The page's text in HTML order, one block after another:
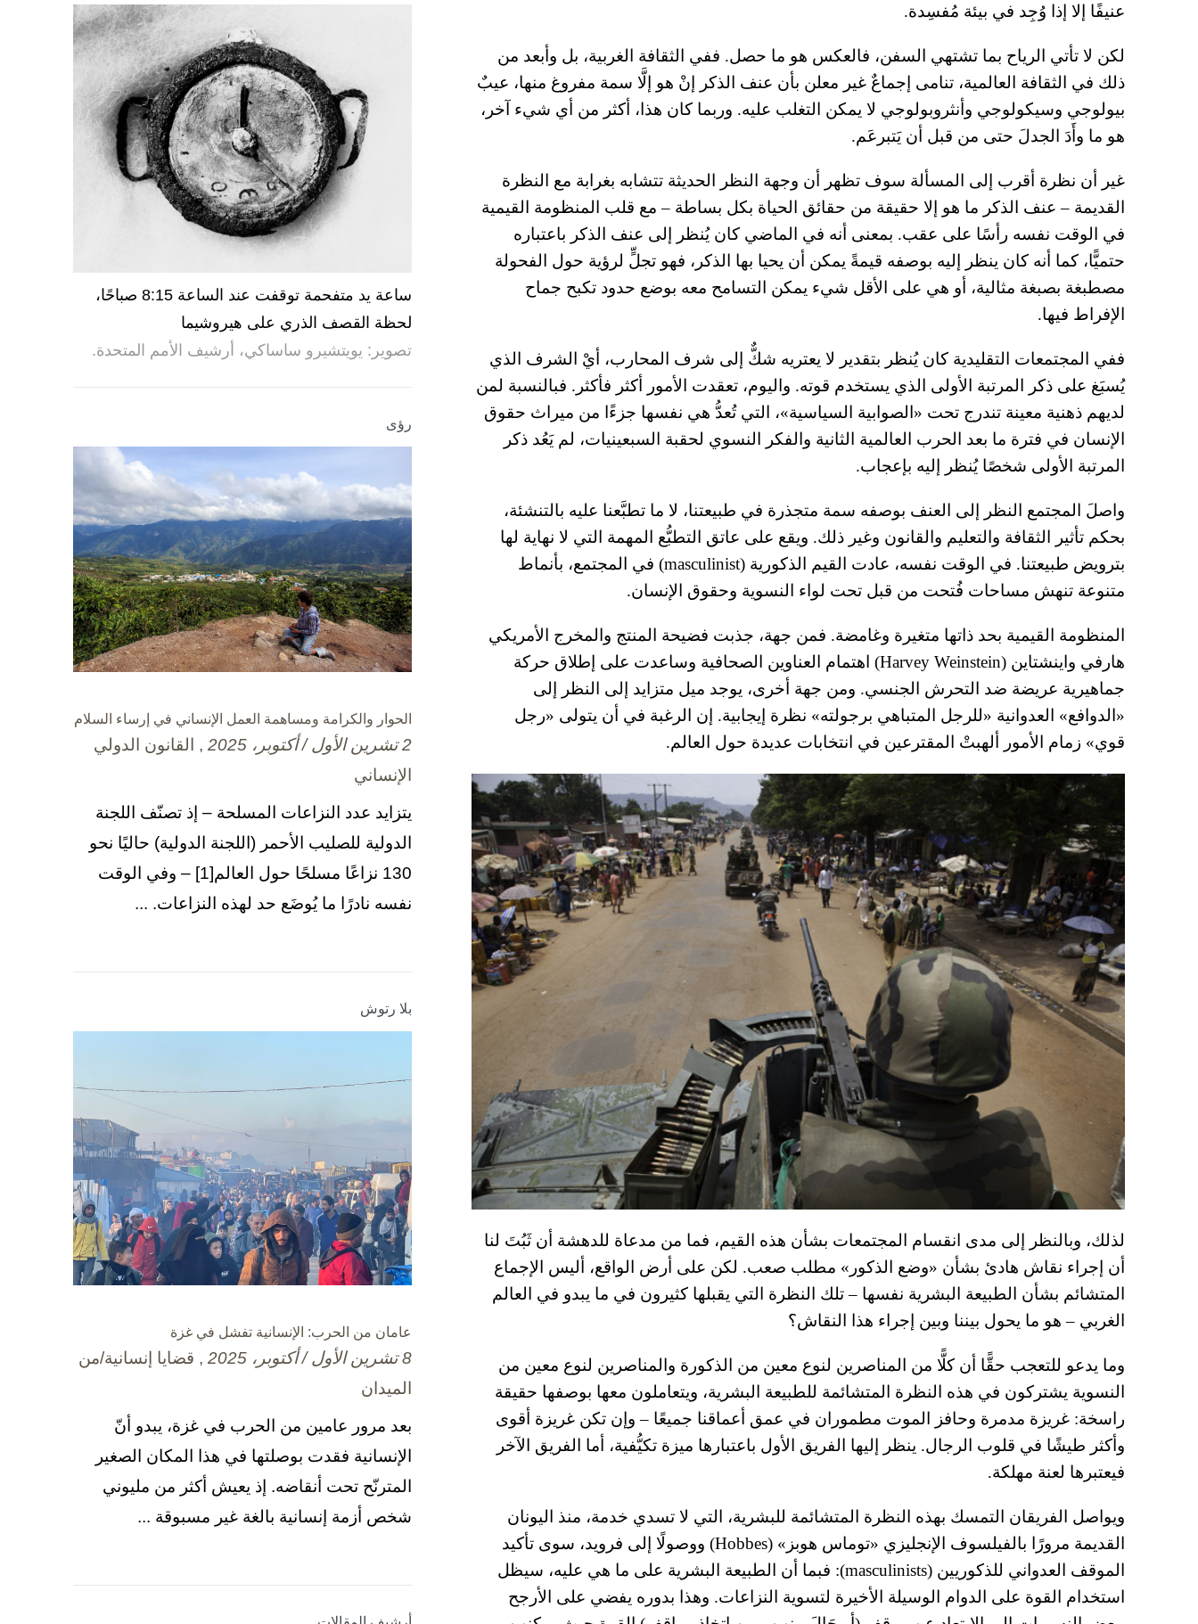
عنيفًا إلا إذا وُجِد في بيئة مُفسِدة.
لكن لا تأتي الرياح بما تشتهي السفن، فالعكس هو ما حصل. ففي الثقافة الغربية، بل وأبعد من
ذلك في الثقافة العالمية، تنامى إجماعٌ غير معلن بأن عنف الذكر إنْ هو إلَّا سمة مفروغ منها، عيبٌ
بيولوجي وسيكولوجي وأنثروبولوجي لا يمكن التغلب عليه. وربما كان هذا، أكثر من أي شيء آخر،
هو ما وأَدَ الجدلَ حتى من قبل أن يَتبرعَم.
غير أن نظرة أقرب إلى المسألة سوف تظهر أن وجهة النظر الحديثة تتشابه بغرابة مع النظرة
القديمة – عنف الذكر ما هو إلا حقيقة من حقائق الحياة بكل بساطة – مع قلب المنظومة القيمية
في الوقت نفسه رأسًا على عقب. بمعنى أنه في الماضي كان يُنظر إلى عنف الذكر باعتباره
حتميًّا، كما أنه كان ينظر إليه بوصفه قيمةً يمكن أن يحيا بها الذكر، فهو تجلٍّ لرؤية حول الفحولة
مصطبغة بصبغة مثالية، أو هي على الأقل شيء يمكن التسامح معه بوضع حدود تكبح جماح
الإفراط فيها.
ففي المجتمعات التقليدية كان يُنظر بتقدير لا يعتريه شكٌّ إلى شرف المحارب، أيْ الشرف الذي
يُسبَغ على ذكر المرتبة الأولى الذي يستخدم قوته. واليوم، تعقدت الأمور أكثر فأكثر. فبالنسبة لمن
لديهم ذهنية معينة تندرج تحت «الصوابية السياسية»، التي تُعدُّ هي نفسها جزءًا من ميراث حقوق
الإنسان في فترة ما بعد الحرب العالمية الثانية والفكر النسوي لحقبة السبعينيات، لم يَعُد ذكر
المرتبة الأولى شخصًا يُنظر إليه بإعجاب.
واصلَ المجتمع النظر إلى العنف بوصفه سمة متجذرة في طبيعتنا، لا ما تطبَّعنا عليه بالتنشئة،
بحكم تأثير الثقافة والتعليم والقانون وغير ذلك. ويقع على عاتق التطبُّع المهمة التي لا نهاية لها
بترويض طبيعتنا. في الوقت نفسه، عادت القيم الذكورية (masculinist) في المجتمع، بأنماط
متنوعة تنهش مساحات فُتحت من قبل تحت لواء النسوية وحقوق الإنسان.
المنظومة القيمية بحد ذاتها متغيرة وغامضة. فمن جهة، جذبت فضيحة المنتج والمخرج الأمريكي
هارفي واينشتاين (Harvey Weinstein) اهتمام العناوين الصحافية وساعدت على إطلاق حركة
جماهيرية عريضة ضد التحرش الجنسي. ومن جهة أخرى، يوجد ميل متزايد إلى النظر إلى
«الدوافع» العدوانية «للرجل المتباهي برجولته» نظرة إيجابية. إن الرغبة في أن يتولى «رجل
قوي» زمام الأمور ألهبتْ المقترعين في انتخابات عديدة حول العالم.
لذلك، وبالنظر إلى مدى انقسام المجتمعات بشأن هذه القيم، فما من مدعاة للدهشة أن ثَبُتَ لنا
أن إجراء نقاش هادئ بشأن «وضع الذكور» مطلب صعب. لكن على أرض الواقع، أليس الإجماع
المتشائم بشأن الطبيعة البشرية نفسها – تلك النظرة التي يقبلها كثيرون في ما يبدو في العالم
الغربي – هو ما يحول بيننا وبين إجراء هذا النقاش؟
وما يدعو للتعجب حقًّا أن كلًّا من المناصرين لنوع معين من الذكورة والمناصرين لنوع معين من
النسوية يشتركون في هذه النظرة المتشائمة للطبيعة البشرية، ويتعاملون معها بوصفها حقيقة
راسخة: غريزة مدمرة وحافز الموت مطموران في عمق أعماقنا جميعًا – وإن تكن غريزة أقوى
وأكثر طيشًا في قلوب الرجال. ينظر إليها الفريق الأول باعتبارها ميزة تكيُّفية، أما الفريق الآخر
فيعتبرها لعنة مهلكة.
ويواصل الفريقان التمسك بهذه النظرة المتشائمة للبشرية، التي لا تسدي خدمة، منذ اليونان
القديمة مرورًا بالفيلسوف الإنجليزي «توماس هوبز» (Hobbes) ووصولًا إلى فرويد، سوى تأكيد
الموقف العدواني للذكوريين (masculinists): فبما أن الطبيعة البشرية على ما هي عليه، سيظل
استخدام القوة على الدوام الوسيلة الأخيرة لتسوية النزاعات. وهذا بدوره يفضي على الأرجح
ساعة يد متفحمة توقفت عند الساعة 8:15 صباحًا،
لحظة القصف الذري على هيروشيما
تصوير: يويتشيرو ساساكي، أرشيف الأمم المتحدة.
رؤى
الحوار والكرامة ومساهمة العمل الإنساني في إرساء السلام
2 تشرين الأول / أكتوبر، 2025
, القانون الدولي
الإنساني
يتزايد عدد النزاعات المسلحة – إذ تصنّف اللجنة
الدولية للصليب الأحمر (اللجنة الدولية) حاليًا نحو
130 نزاعًا مسلحًا حول العالم[1] – وفي الوقت
نفسه نادرًا ما يُوضَع حد لهذه النزاعات. ...
بلا رتوش
عامان من الحرب: الإنسانية تفشل في غزة
8 تشرين الأول / أكتوبر، 2025
, قضايا إنسانية/من
الميدان
بعد مرور عامين من الحرب في غزة، يبدو أنّ
الإنسانية فقدت بوصلتها في هذا المكان الصغير
المترنّح تحت أنقاضه. إذ يعيش أكثر من مليوني
شخص أزمة إنسانية بالغة غير مسبوقة ...